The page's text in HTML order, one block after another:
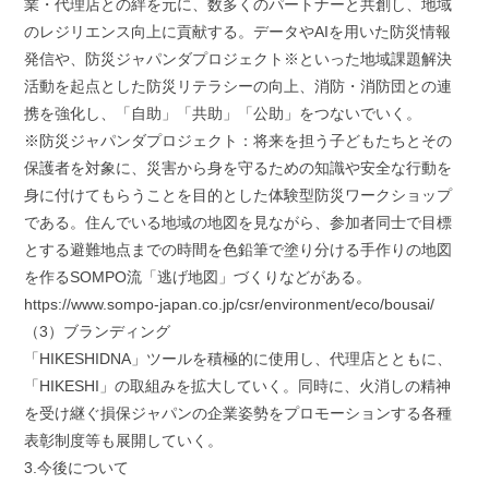
業・代理店との絆を元に、数多くのパートナーと共創し、地域
のレジリエンス向上に貢献する。データやAIを用いた防災情報
発信や、防災ジャパンダプロジェクト※といった地域課題解決
活動を起点とした防災リテラシーの向上、消防・消防団との連
携を強化し、「自助」「共助」「公助」をつないでいく。
※防災ジャパンダプロジェクト：将来を担う子どもたちとその
保護者を対象に、災害から身を守るための知識や安全な行動を
身に付けてもらうことを目的とした体験型防災ワークショップ
である。住んでいる地域の地図を見ながら、参加者同士で目標
とする避難地点までの時間を色鉛筆で塗り分ける手作りの地図
を作るSOMPO流「逃げ地図」づくりなどがある。
https://www.sompo-japan.co.jp/csr/environment/eco/bousai/
（3）ブランディング
「HIKESHIDNA」ツールを積極的に使用し、代理店とともに、
「HIKESHI」の取組みを拡大していく。同時に、火消しの精神
を受け継ぐ損保ジャパンの企業姿勢をプロモーションする各種
表彰制度等も展開していく。
3.今後について